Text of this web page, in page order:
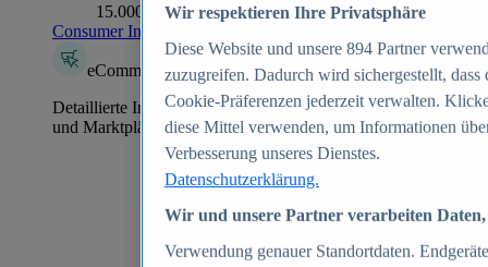
15.000+ Marken
Consumer Insights entdecken
eCommerce Insights
Detaillierte Informationen zu mehr als 39.000 Online-Shops
und Marktplätzen
Wir respektieren Ihre Privatsphäre
Diese Website und unsere 894 Partner
zuzugreifen. Dadurch wird sichergestellt,
Cookie-Präferenzen jederzeit verwalten.
diese Mittel verwenden, um Informationen
Verbesserung unseres Dienstes.
Datenschutzerklärung.
Wir und unsere Partner verarbeiten
Verwendung genauer Standortdaten.